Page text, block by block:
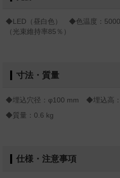
◆LED（昼白色） ◆色温度：
（光束維持率85％）
寸法・質量
◆埋込穴径：φ100 mm ◆埋込高
◆質量：0.6 kg
仕様・注意事項